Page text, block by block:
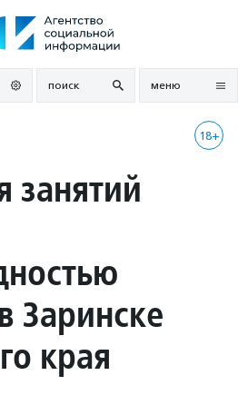
поиск меню
18+
занятий
Заринске
края